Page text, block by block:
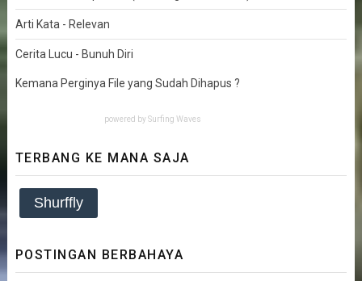
Arti Kata - Relevan
Cerita Lucu - Bunuh Diri
Kemana Perginya File yang Sudah Dihapus ?
powered by Surfing Waves
TERBANG KE MANA SAJA
Shurffly
POSTINGAN BERBAHAYA